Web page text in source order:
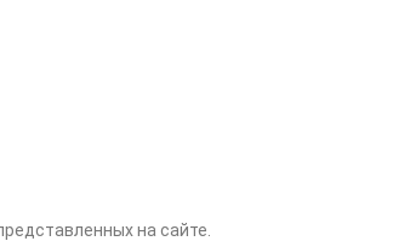
на сайте.